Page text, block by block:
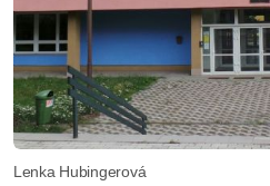
Lenka Hubingerová